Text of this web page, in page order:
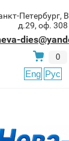
Петербург,
д.29, оф. 308
0
Eng Рус